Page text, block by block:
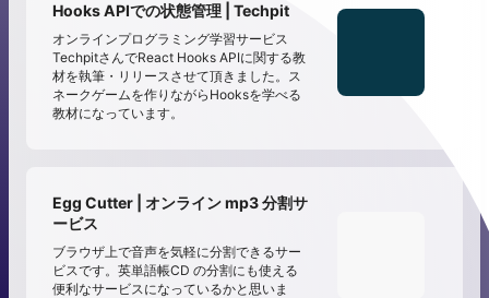
Hooks APIでの状態管理 | Techpit
オンラインプログラミング学習サービス
TechpitさんでReact Hooks APIに関する教
材を執筆・リリースさせて頂きました。ス
ネークゲームを作りながらHooksを学べる
教材になっています。
Egg Cutter | オンライン mp3 分割サ
ービス
ブラウザ上で音声を気軽に分割できるサー
ビスです。英単語帳CD の分割にも使える
便利なサービスになっているかと思いま